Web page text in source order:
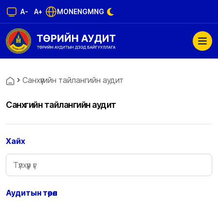
A- A+ MONENGMNG
Санхүүгийн тайлангийн аудит
Санхүүгийн тайлангийн аудит
Хайх
Аудитын төрөл